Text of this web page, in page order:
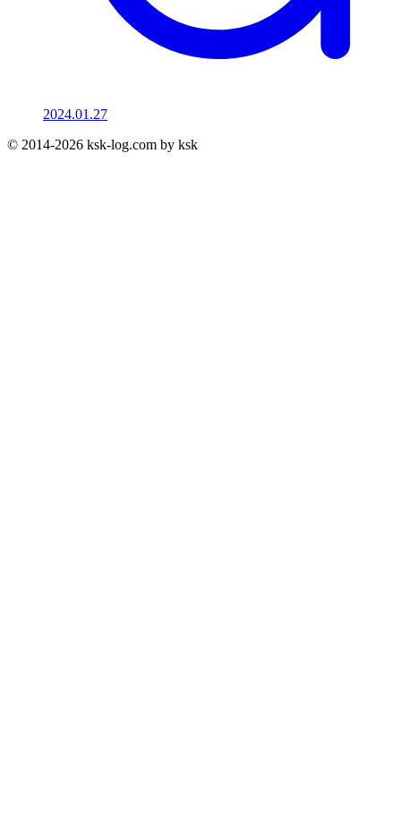
2024.01.27
© 2014-2026 ksk-log.com by ksk